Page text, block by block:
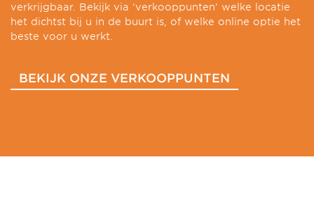
verkrijgbaar. Bekijk via ‘verkooppunten’ welke locatie
het dichtst bij u in de buurt is, of welke online optie het
beste voor u werkt.
BEKIJK ONZE VERKOOPPUNTEN